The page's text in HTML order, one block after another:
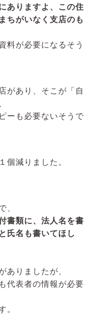
ありますよ、この住
ちがいなく支店のも
料が必要になるそう
があり、そこが「自
ーも必要ないそうで
個減りました。
、
書類に、法人名を書
氏名も書いてほし
ありましたが、
代表者の情報が必要
。